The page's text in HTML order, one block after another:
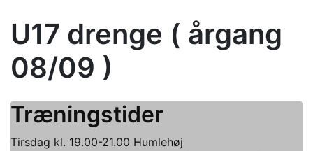
U17 drenge ( årgang
08/09 )
Træningstider
Tirsdag kl. 19.00-21.00 Humlehøj